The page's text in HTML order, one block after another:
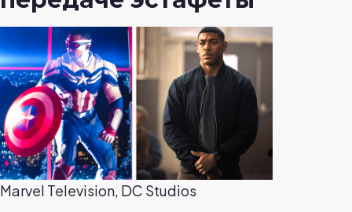
Marvel Television, DC Studios